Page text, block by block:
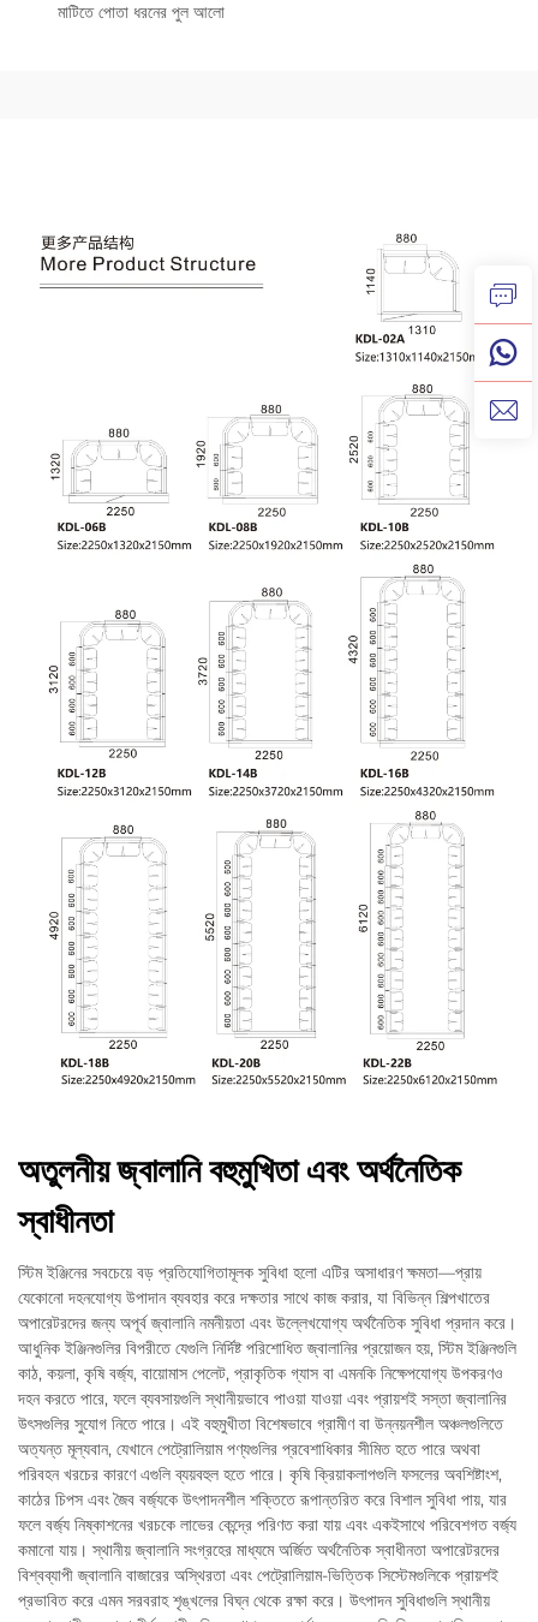
মাটিতে পোতা ধরনের পুল আলো
অতুলনীয় জ্বালানি বহুমুখিতা এবং অর্থনৈতিক
স্বাধীনতা
স্টিম ইঞ্জিনের সবচেয়ে বড় প্রতিযোগিতামূলক সুবিধা হলো এটির অসাধারণ ক্ষমতা—প্রায়
যেকোনো দহনযোগ্য উপাদান ব্যবহার করে দক্ষতার সাথে কাজ করার, যা বিভিন্ন শিল্পখাতের
অপারেটরদের জন্য অপূর্ব জ্বালানি নমনীয়তা এবং উল্লেখযোগ্য অর্থনৈতিক সুবিধা প্রদান করে।
আধুনিক ইঞ্জিনগুলির বিপরীতে যেগুলি নির্দিষ্ট পরিশোধিত জ্বালানির প্রয়োজন হয়, স্টিম ইঞ্জিনগুলি
কাঠ, কয়লা, কৃষি বর্জ্য, বায়োমাস পেলেট, প্রাকৃতিক গ্যাস বা এমনকি নিক্ষেপযোগ্য উপকরণও
দহন করতে পারে, ফলে ব্যবসায়গুলি স্থানীয়ভাবে পাওয়া যাওয়া এবং প্রায়শই সস্তা জ্বালানির
উৎসগুলির সুযোগ নিতে পারে। এই বহুমুখীতা বিশেষভাবে গ্রামীণ বা উন্নয়নশীল অঞ্চলগুলিতে
অত্যন্ত মূল্যবান, যেখানে পেট্রোলিয়াম পণ্যগুলির প্রবেশাধিকার সীমিত হতে পারে অথবা
পরিবহন খরচের কারণে এগুলি ব্যয়বহুল হতে পারে। কৃষি ক্রিয়াকলাপগুলি ফসলের অবশিষ্টাংশ,
কাঠের চিপস এবং জৈব বর্জ্যকে উৎপাদনশীল শক্তিতে রূপান্তরিত করে বিশাল সুবিধা পায়, যার
ফলে বর্জ্য নিষ্কাশনের খরচকে লাভের কেন্দ্রে পরিণত করা যায় এবং একইসাথে পরিবেশগত বর্জ্য
কমানো যায়। স্থানীয় জ্বালানি সংগ্রহের মাধ্যমে অর্জিত অর্থনৈতিক স্বাধীনতা অপারেটরদের
বিশ্বব্যাপী জ্বালানি বাজারের অস্থিরতা এবং পেট্রোলিয়াম-ভিত্তিক সিস্টেমগুলিকে প্রায়শই
প্রভাবিত করে এমন সরবরাহ শৃঙ্খলের বিঘ্ন থেকে রক্ষা করে। উৎপাদন সুবিধাগুলি স্থানীয়